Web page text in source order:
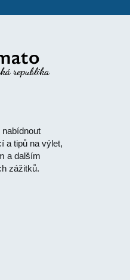
nabídnout
a tipů na výlet,
a dalším
zážitků.